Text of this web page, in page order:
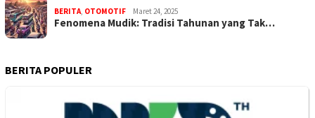
BERITA, OTOMOTIF Maret 24, 2025
Fenomena Mudik: Tradisi Tahunan yang Tak…
BERITA POPULER